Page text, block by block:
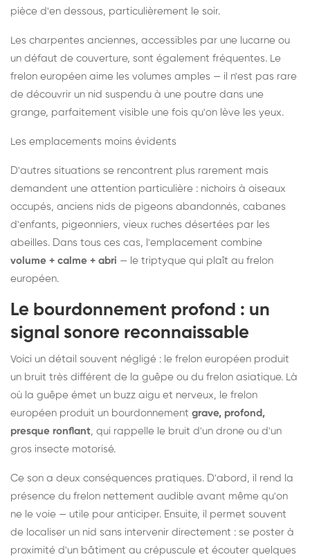
pièce d'en dessous, particulièrement le soir.
Les charpentes anciennes, accessibles par une lucarne ou
un défaut de couverture, sont également fréquentes. Le
frelon européen aime les volumes amples — il n'est pas rare
de découvrir un nid suspendu à une poutre dans une
grange, parfaitement visible une fois qu'on lève les yeux.
Les emplacements moins évidents
D'autres situations se rencontrent plus rarement mais
demandent une attention particulière : nichoirs à oiseaux
occupés, anciens nids de pigeons abandonnés, cabanes
d'enfants, pigeonniers, vieux ruches désertées par les
abeilles. Dans tous ces cas, l'emplacement combine
volume + calme + abri — le triptyque qui plaît au frelon
européen.
Le bourdonnement profond : un
signal sonore reconnaissable
Voici un détail souvent négligé : le frelon européen produit
un bruit très différent de la guêpe ou du frelon asiatique. Là
où la guêpe émet un buzz aigu et nerveux, le frelon
européen produit un bourdonnement grave, profond,
presque ronflant, qui rappelle le bruit d'un drone ou d'un
gros insecte motorisé.
Ce son a deux conséquences pratiques. D'abord, il rend la
présence du frelon nettement audible avant même qu'on
ne le voie — utile pour anticiper. Ensuite, il permet souvent
de localiser un nid sans intervenir directement : se poster à
proximité d'un bâtiment au crépuscule et écouter quelques